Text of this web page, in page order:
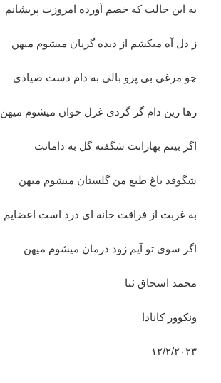
به این حالت که خصم آورده امروزت پریشانم
ز دل آه میکشم از دیده گریان میشوم میهن
چو مرغی بی پرو بالی به دام دست صیادی
رها زین دام گر گردی غزل خوان میشوم میهن
اگر بینم بهارانت شگفته گل به دامانت
شگوفد باغ طبع من گلستان میشوم میهن
به غربت از فراقت خانه ای درد است اعضایم
اگر سوی تو آیم زود درمان میشوم میهن
محمد اسحاق ثنا
ونکوور کانادا
۱۲/۲/۲۰۲۳